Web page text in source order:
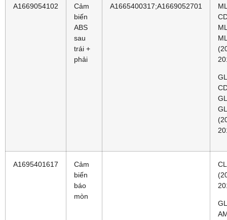
A1669054102
Cảm
biến
ABS
sau
trái +
phải
A1665400317;A1669052701
A1695401617
Cảm
biến
báo
mòn